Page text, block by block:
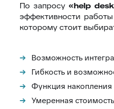
По запросу«help desk
эффективности
которому стоит
Возможность
Гибкость и
Функция накопления
Умеренная стоимость